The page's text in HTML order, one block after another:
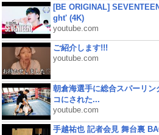
[BE ORIGINAL]
ght' (4K)
youtube.com
ご紹介します!!!
youtube.com
朝倉海選手に総合スパーリン
コにされた...
youtube.com
手越祐也 記者会見 舞台裏